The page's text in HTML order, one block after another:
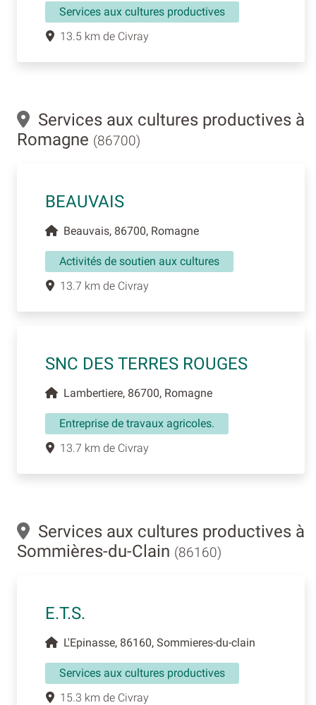
Services aux cultures productives
13.5 km de Civray
Services aux cultures productives à
Romagne (86700)
BEAUVAIS
Beauvais, 86700, Romagne
Activités de soutien aux cultures
13.7 km de Civray
SNC DES TERRES ROUGES
Lambertiere, 86700, Romagne
Entreprise de travaux agricoles.
13.7 km de Civray
Services aux cultures productives à
Sommières-du-Clain (86160)
E.T.S.
L'Epinasse, 86160, Sommieres-du-clain
Services aux cultures productives
15.3 km de Civray